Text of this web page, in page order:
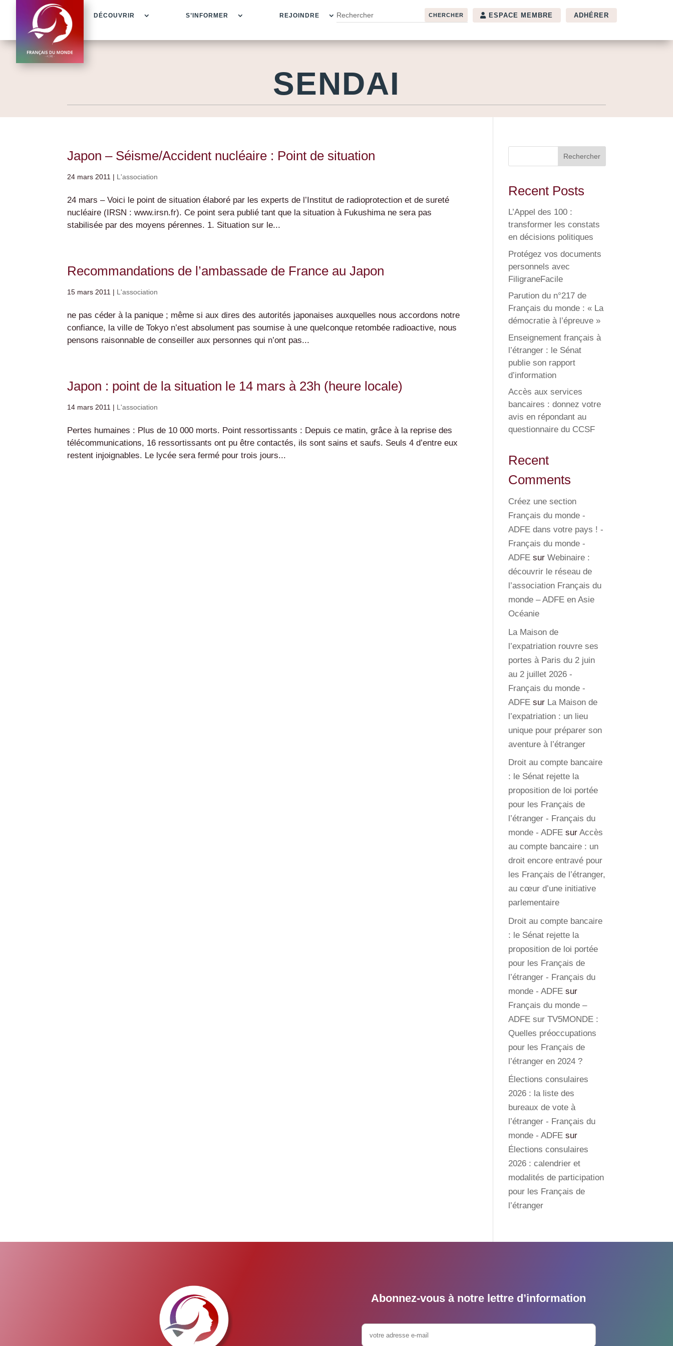
DÉCOUVRIR S’INFORMER REJOINDRE ESPACE MEMBRE ADHÉRER
SENDAI
Japon – Séisme/Accident nucléaire : Point de situation
24 mars 2011 | L'association
24 mars – Voici le point de situation élaboré par les experts de l’Institut de radioprotection et de sureté
nucléaire (IRSN : www.irsn.fr). Ce point sera publié tant que la situation à Fukushima ne sera pas
stabilisée par des moyens pérennes. 1. Situation sur le...
Recommandations de l’ambassade de France au Japon
15 mars 2011 | L'association
ne pas céder à la panique ; même si aux dires des autorités japonaises auxquelles nous accordons notre
confiance, la ville de Tokyo n’est absolument pas soumise à une quelconque retombée radioactive, nous
pensons raisonnable de conseiller aux personnes qui n’ont pas...
Japon : point de la situation le 14 mars à 23h (heure locale)
14 mars 2011 | L'association
Pertes humaines : Plus de 10 000 morts. Point ressortissants : Depuis ce matin, grâce à la reprise des
télécommunications, 16 ressortissants ont pu être contactés, ils sont sains et saufs. Seuls 4 d’entre eux
restent injoignables. Le lycée sera fermé pour trois jours...
Rechercher
Recent Posts
L’Appel des 100 :
transformer les constats
en décisions politiques
Protégez vos documents
personnels avec
FiligraneFacile
Parution du n°217 de
Français du monde : « La
démocratie à l’épreuve »
Enseignement français à
l’étranger : le Sénat
publie son rapport
d’information
Accès aux services
bancaires : donnez votre
avis en répondant au
questionnaire du CCSF
Recent
Comments
Créez une section
Français du monde -
ADFE dans votre pays ! -
Français du monde -
ADFE surWebinaire :
découvrir le réseau de
l’association Français du
monde – ADFE en Asie
Océanie
La Maison de
l’expatriation rouvre ses
portes à Paris du 2 juin
au 2 juillet 2026 -
Français du monde -
ADFE sur La Maison de
l’expatriation : un lieu
unique pour préparer son
aventure à l’étranger
Droit au compte bancaire
: le Sénat rejette la
proposition de loi portée
pour les Français de
l’étranger - Français du
monde - ADFE surAccès
au compte bancaire : un
droit encore entravé pour
les Français de l’étranger,
au cœur d’une initiative
parlementaire
Droit au compte bancaire
: le Sénat rejette la
proposition de loi portée
pour les Français de
l’étranger - Français du
monde - ADFE sur
Français du monde –
ADFE sur TV5MONDE :
Quelles préoccupations
pour les Français de
l’étranger en 2024 ?
Élections consulaires
2026 : la liste des
bureaux de vote à
l’étranger - Français du
monde - ADFE sur
Élections consulaires
2026 : calendrier et
modalités de participation
pour les Français de
l’étranger
Abonnez-vous à notre lettre d’information